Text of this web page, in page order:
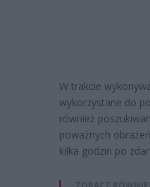
W trakcie
wykorzystane do
również
poważnych
kilka godzin po